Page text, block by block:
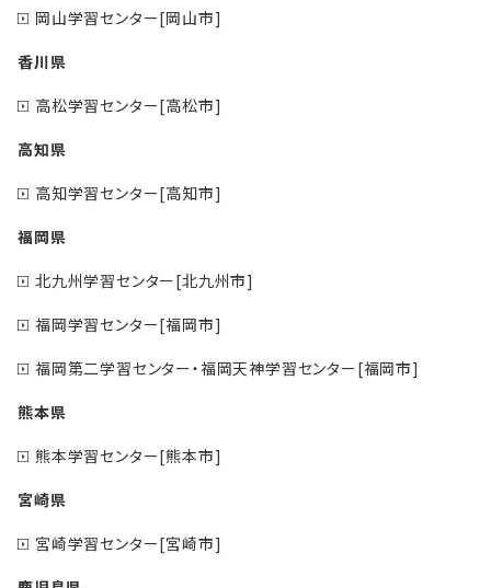
岡山学習センター[岡山市]
香川県
高松学習センター[高松市]
高知県
高知学習センター[高知市]
福岡県
北九州学習センター[北九州市]
福岡学習センター[福岡市]
福岡第二学習センター・福岡天神学習センター[福岡市]
熊本県
熊本学習センター[熊本市]
宮崎県
宮崎学習センター[宮崎市]